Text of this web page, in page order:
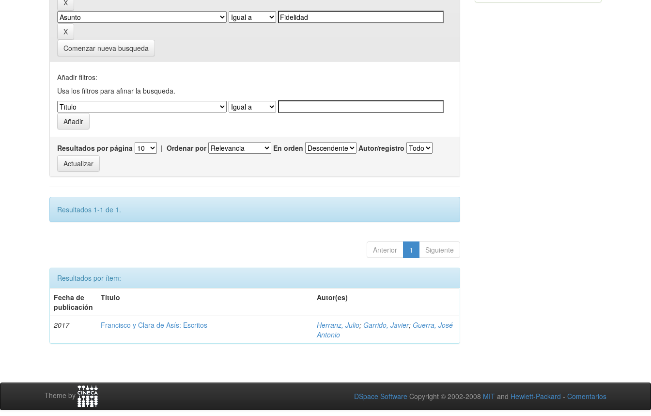
Comenzar nueva busqueda
Añadir filtros:
Usa los filtros para afinar la busqueda.
Resultados por página | Ordenar por En orden Autor/registro
Resultados 1-1 de 1.
Anterior 1 Siguiente
Resultados por ítem:
Fecha de
publicación
Título Autor(es)
2017 Francisco y Clara de Asís: Escritos Herranz, Julio; Garrido, Javier; Guerra, José
Antonio
Theme by DSpace Software Copyright © 2002-2008 MIT and Hewlett-Packard - Comentarios